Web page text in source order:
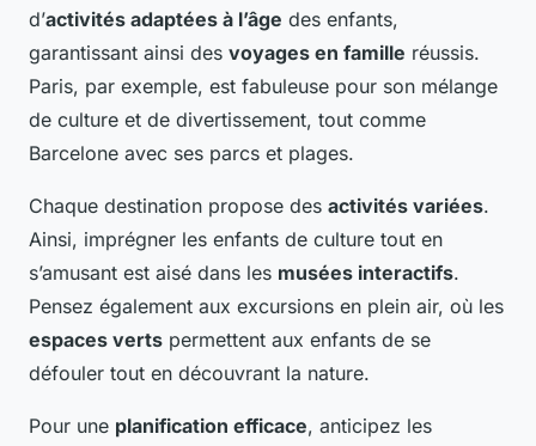
d’activités adaptées à l’âge des enfants,
garantissant ainsi des voyages en famille réussis.
Paris, par exemple, est fabuleuse pour son mélange
de culture et de divertissement, tout comme
Barcelone avec ses parcs et plages.
Chaque destination propose des activités variées.
Ainsi, imprégner les enfants de culture tout en
s’amusant est aisé dans les musées interactifs.
Pensez également aux excursions en plein air, où les
espaces verts permettent aux enfants de se
défouler tout en découvrant la nature.
Pour une planification efficace, anticipez les